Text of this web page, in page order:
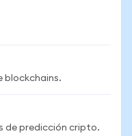
blockchains.
de predicción cripto.